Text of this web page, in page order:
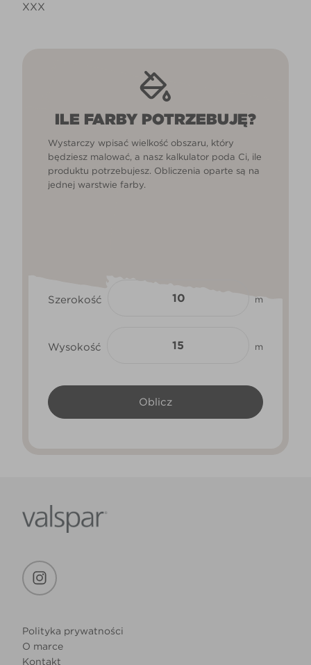
XXX
ILE FARBY POTRZEBUJĘ?
Wystarczy wpisać wielkość obszaru, który
będziesz malować, a nasz kalkulator poda Ci, ile
produktu potrzebujesz. Obliczenia oparte są na
jednej warstwie farby.
Szerokość m
Wysokość m
Polityka prywatności
O marce
Kontakt